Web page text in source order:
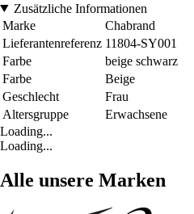
Zusätzliche Informationen
Marke
Chabrand
Lieferantenreferenz 11804-SY001
Farbe
beige schwarz
Farbe
Beige
Geschlecht
Frau
Altersgruppe
Erwachsene
Loading...
Loading...
Alle unsere Marken